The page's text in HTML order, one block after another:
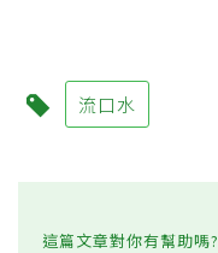
流口水
這篇文章對你有幫助嗎?